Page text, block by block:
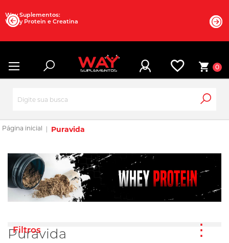
Way Suplementos:
Whey Protein e Creatina
0
Puravida
Puravida